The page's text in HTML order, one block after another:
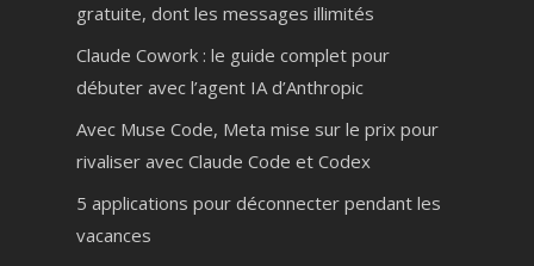
gratuite, dont les messages illimités
Claude Cowork : le guide complet pour
débuter avec l’agent IA d’Anthropic
Avec Muse Code, Meta mise sur le prix pour
rivaliser avec Claude Code et Codex
5 applications pour déconnecter pendant les
vacances